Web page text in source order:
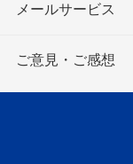
メールサービス
ご意見・ご感想